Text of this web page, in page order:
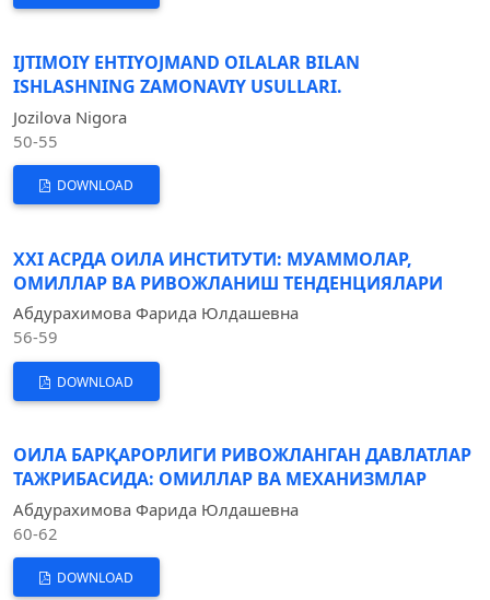
IJTIMOIY EHTIYOJMAND OILALAR BILAN
ISHLASHNING ZAMONAVIY USULLARI.
Jozilova Nigora
50-55
DOWNLOAD
XXI АСРДА ОИЛА ИНСТИТУТИ: МУАММОЛАР,
ОМИЛЛАР ВА РИВОЖЛАНИШ ТЕНДЕНЦИЯЛАРИ
Абдурахимова Фарида Юлдашевна
56-59
DOWNLOAD
ОИЛА БАРҚАРОРЛИГИ РИВОЖЛАНГАН ДАВЛАТЛАР
ТАЖРИБАСИДА: ОМИЛЛАР ВА МЕХАНИЗМЛАР
Абдурахимова Фарида Юлдашевна
60-62
DOWNLOAD